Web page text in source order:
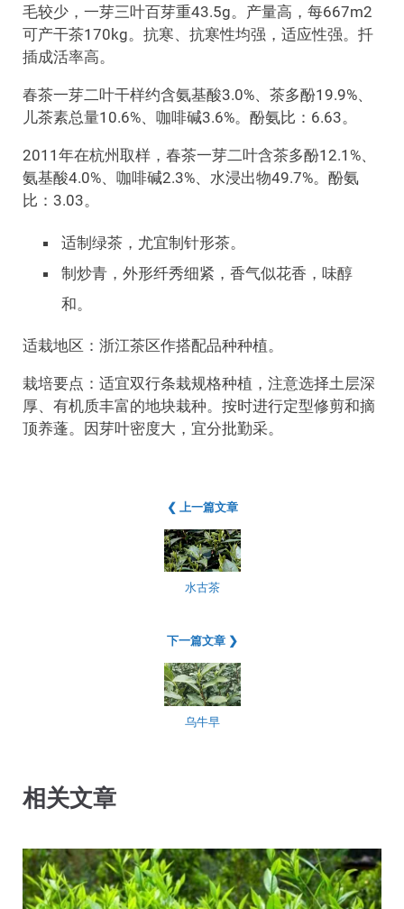
毛较少，一芽三叶百芽重43.5g。产量高，每667m2
可产干茶170kg。抗寒、抗寒性均强，适应性强。扦
插成活率高。
春茶一芽二叶干样约含氨基酸3.0%、茶多酚19.9%、
儿茶素总量10.6%、咖啡碱3.6%。酚氨比：6.63。
2011年在杭州取样，春茶一芽二叶含茶多酚12.1%、
氨基酸4.0%、咖啡碱2.3%、水浸出物49.7%。酚氨
比：3.03。
适制绿茶，尤宜制针形茶。
制炒青，外形纤秀细紧，香气似花香，味醇
和。
适栽地区：浙江茶区作搭配品种种植。
栽培要点：适宜双行条栽规格种植，注意选择土层深
厚、有机质丰富的地块栽种。按时进行定型修剪和摘
顶养蓬。因芽叶密度大，宜分批勤采。
❮ 上一篇文章
水古茶
下一篇文章 ❯
乌牛早
相关文章